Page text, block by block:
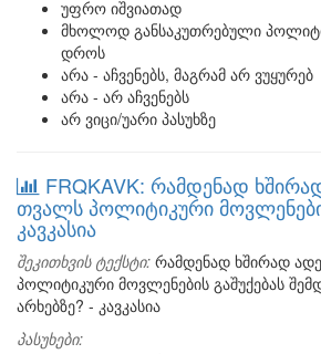
უფრო იშვიათად
მხოლოდ განსაკუთრებული
დროს
არა - აჩვენებს, მაგრამ არ ვუყურებ
არა - არ აჩვენებს
არ ვიცი/უარი პასუხზე
FRQKAVK: რამდენად
თვალს პოლიტიკური
კავკასია
შეკითხვის ტექსტი: რამდენად ხშირად
პოლიტიკური მოვლენების გაშუქებას
არხებზე? - კავკასია
პასუხები: